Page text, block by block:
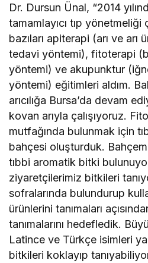
Dr. Dursun Ünal, “2014
tamamlayıcı tıp yönetmeliği
bazıları apiterapi (arı ve arı
tedavi yöntemi), fitoterapi
yöntemi) ve akupunktur
yöntemi) eğitimleri aldım.
arıcılığa Bursa’da devam
kovan arıyla çalışıyoruz.
mutfağında bulunmak için
bahçesi oluşturduk.
tıbbi aromatik bitki
ziyaretçilerimiz bitkileri
sofralarında bulundurup
ürünlerini tanımaları
tanımalarını hedefledik.
Latince ve Türkçe isimleri
bitkileri koklayıp